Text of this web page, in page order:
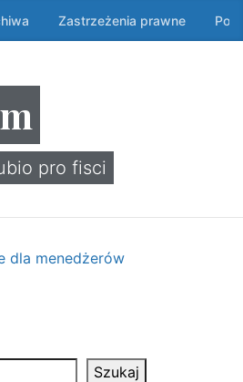
Zastrzeżenia prawne
pro fisci
dla menedżerów
Szukaj